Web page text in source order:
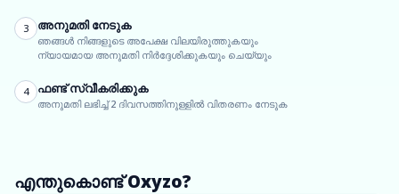
3 അനുമതി നേടുക
ഞങ്ങൾ നിങ്ങളുടെ അപേക്ഷ വിലയിരുത്തുകയും
ന്യായമായ അനുമതി നിർദ്ദേശിക്കുകയും ചെയ്യും
4 ഫണ്ട് സ്വീകരിക്കുക
അനുമതി ലഭിച്ച് 2 ദിവസത്തിനുള്ളിൽ വിതരണം നേടുക
എന്തുകൊണ്ട് Oxyzo?